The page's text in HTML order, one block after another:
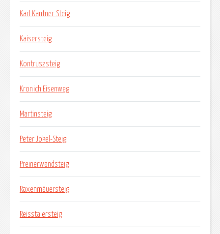
Karl Kantner-Steig
Kaisersteig
Kontruszsteig
Kronich Eisenweg
Martinsteig
Peter Jokel-Steig
Preinerwandsteig
Raxenmäuersteig
Reisstalersteig